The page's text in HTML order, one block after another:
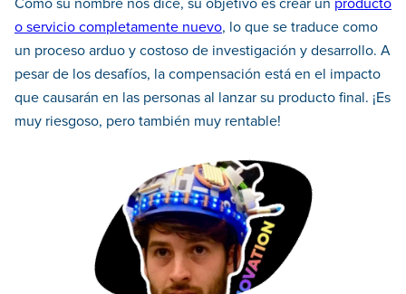
Como su nombre nos dice, su objetivo es crear un producto
o servicio completamente nuevo, lo que se traduce como
un proceso arduo y costoso de investigación y desarrollo. A
pesar de los desafíos, la compensación está en el impacto
que causarán en las personas al lanzar su producto final. ¡Es
muy riesgoso, pero también muy rentable!